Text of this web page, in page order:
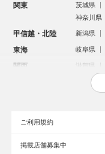
関東 茨城県
神奈川県
甲信越・北陸 新潟県
東海 岐阜県
関西 滋賀県
鳥取県
ご利用規約
掲載店舗募集中